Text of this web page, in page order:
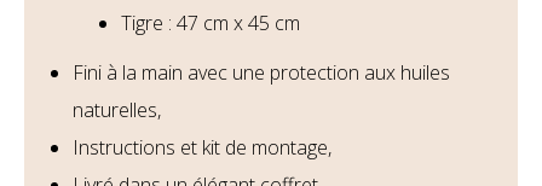
Tigre : 47 cm x 45 cm
Fini à la main avec une protection aux huiles
naturelles,
Instructions et kit de montage,